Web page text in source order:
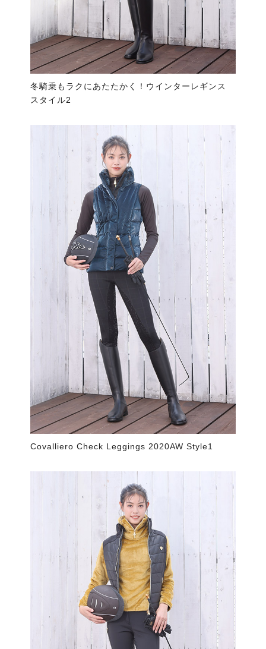
冬騎乗もラクにあたたかく！ウインターレギンス
スタイル2
Covalliero Check Leggings 2020AW Style1